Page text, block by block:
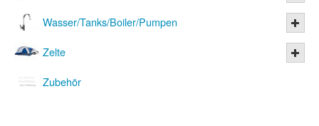
Wasser/Tanks/Boiler/Pumpen
Zelte
Zubehör